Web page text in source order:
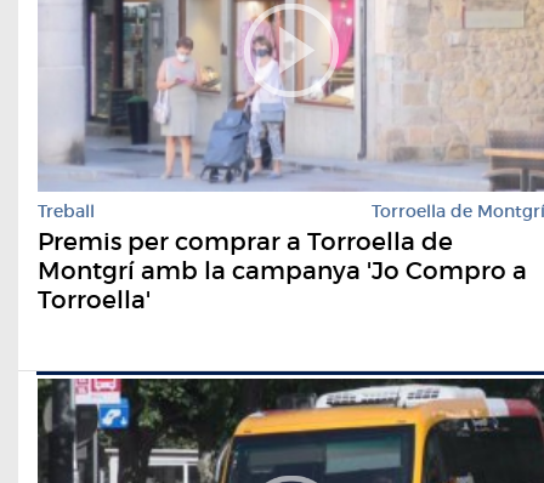
Treball Torroella de Montgrí
Premis per comprar a Torroella de
Montgrí amb la campanya 'Jo Compro a
Torroella'